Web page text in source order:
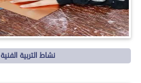
نشاط التربية الفنية